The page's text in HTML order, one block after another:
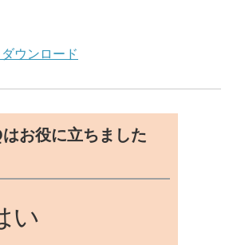
ウンロード
お役に立ちました
い